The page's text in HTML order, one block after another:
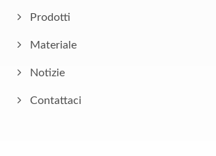
Prodotti
Materiale
Notizie
Contattaci